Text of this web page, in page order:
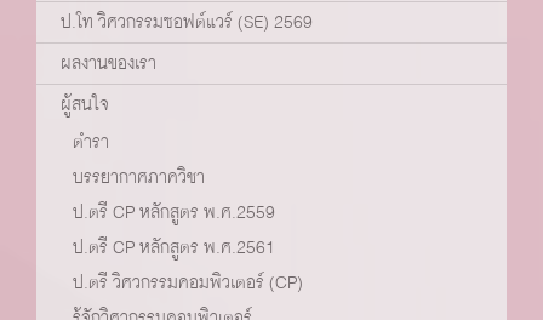
ป.โท วิศวกรรมซอฟต์แวร์ (SE) 2569
ผลงานของเรา
ผู้สนใจ
ตำรา
บรรยากาศภาควิชา
ป.ตรี CP หลักสูตร พ.ศ.2559
ป.ตรี CP หลักสูตร พ.ศ.2561
ป.ตรี วิศวกรรมคอมพิวเตอร์ (CP)